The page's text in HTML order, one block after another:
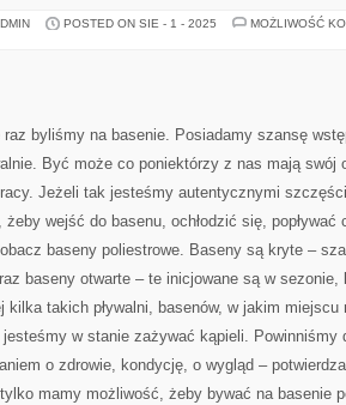
POSTED ON SIE - 1 - 2025
MOŻLIWOŚĆ
byliśmy na basenie. Posiadamy szansę
Być może co poniektórzy z nas mają swój
Jeżeli tak jesteśmy autentycznymi
wejść do basenu, ochłodzić się,
baseny poliestrowe. Baseny są kryte –
baseny otwarte – te inicjowane są w
kilka takich pływalni, basenów, w jakim
jesteśmy w stanie zażywać kąpieli. Powinniśmy
o zdrowie, kondycję, o wygląd –
mamy możliwość, żeby bywać na basenie